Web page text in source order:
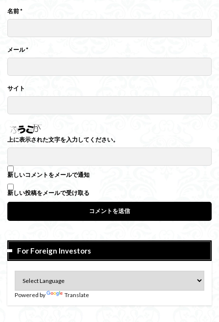
名前*
メール*
サイト
上に表示された文字を入力してください。
新しいコメントをメールで通知
新しい投稿をメールで受け取る
For Foreign Investors
Powered by Translate